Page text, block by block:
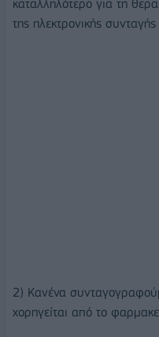
καταλληλότερο για τη
της ηλεκτρονικής
2) Κανένα
χορηγείται από το